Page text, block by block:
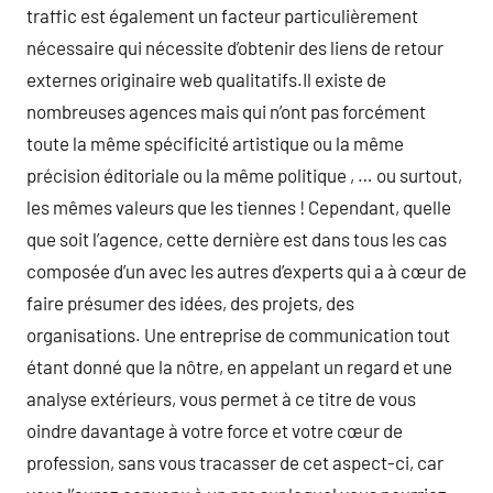
traffic est également un facteur particulièrement
nécessaire qui nécessite d’obtenir des liens de retour
externes originaire web qualitatifs.Il existe de
nombreuses agences mais qui n’ont pas forcément
toute la même spécificité artistique ou la même
précision éditoriale ou la même politique , … ou surtout,
les mêmes valeurs que les tiennes ! Cependant, quelle
que soit l’agence, cette dernière est dans tous les cas
composée d’un avec les autres d’experts qui a à cœur de
faire présumer des idées, des projets, des
organisations. Une entreprise de communication tout
étant donné que la nôtre, en appelant un regard et une
analyse extérieurs, vous permet à ce titre de vous
oindre davantage à votre force et votre cœur de
profession, sans vous tracasser de cet aspect-ci, car